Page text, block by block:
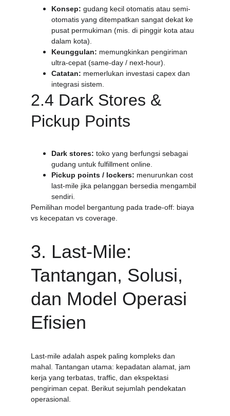
Konsep: gudang kecil otomatis atau semi-
otomatis yang ditempatkan sangat dekat ke
pusat permukiman (mis. di pinggir kota atau
dalam kota).
Keunggulan: memungkinkan pengiriman
ultra-cepat (same-day / next-hour).
Catatan: memerlukan investasi capex dan
integrasi sistem.
2.4 Dark Stores &
Pickup Points
Dark stores: toko yang berfungsi sebagai
gudang untuk fulfillment online.
Pickup points / lockers: menurunkan cost
last-mile jika pelanggan bersedia mengambil
sendiri.
Pemilihan model bergantung pada trade-off: biaya
vs kecepatan vs coverage.
3. Last-Mile:
Tantangan, Solusi,
dan Model Operasi
Efisien
Last-mile adalah aspek paling kompleks dan
mahal. Tantangan utama: kepadatan alamat, jam
kerja yang terbatas, traffic, dan ekspektasi
pengiriman cepat. Berikut sejumlah pendekatan
operasional.